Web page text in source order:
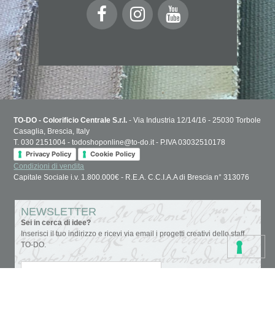
TO-DO - Colorificio Centrale S.r.l. - Via Industria 12/14/16 - 25030 Torbole
Casaglia, Brescia, Italy
T. 030 2151004 - todoshoponline@to-do.it - P.IVA 03032510178
Privacy Policy
Cookie Policy
Condizioni di vendita
Capitale Sociale i.v. 1.800.000€ - R.E.A. C.C.I.A.A di Brescia n° 313076
NEWSLETTER
Sei in cerca di idee?
Inserisci il tuo indirizzo e ricevi via email i progetti creativi dello staff
TO-DO.